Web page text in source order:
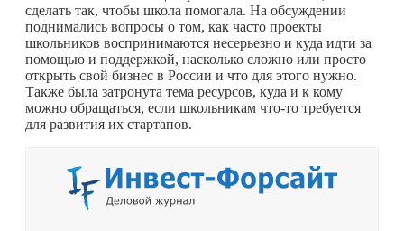
сделать так, чтобы школа помогала. На обсуждении
поднимались вопросы о том, как часто проекты
школьников воспринимаются несерьезно и куда идти за
помощью и поддержкой, насколько сложно или просто
открыть свой бизнес в России и что для этого нужно.
Также была затронута тема ресурсов, куда и к кому
можно обращаться, если школьникам что-то требуется
для развития их стартапов.